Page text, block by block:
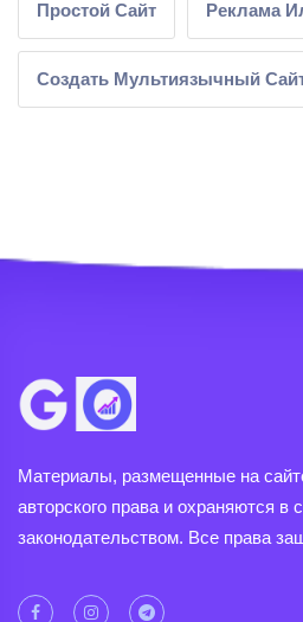
Простой Сайт Реклама
Создать Мультиязычный
Материалы, размещенные на
авторского права и охраняются в
законодательством. Все права